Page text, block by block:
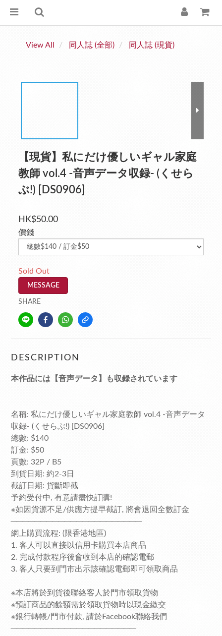
View All 同人誌 (全部) 同人誌 (現貨)
【現貨】私にだけ優しいギャル家庭
教師 vol.4 -音声データ収録- (くせら
ぶ!) [DS0906]
HK$50.00
價錢
Sold Out
MESSAGE
SHARE
DESCRIPTION
本作品には【音声データ】も収録されています
名稱: 私にだけ優しいギャル家庭教師 vol.4 -音声データ
収録- (くせらぶ!) [DS0906]
總數: $140
訂金: $50
頁數: 32P / B5
到貨日期: 約2-3日
截訂日期: 貨斷即截
予約受付中, 有意請盡快訂購!
※如因貨源不足/供應方提早截訂, 將會退回全數訂金
──────────────────────
網上購買流程: (限香港地區)
1. 客人可以直接以信用卡購買本店商品
2. 完成付款程序後會收到本店的確認電郵
3. 客人只要到門市出示該確認電郵即可領取商品
※本店將於到貨後聯絡客人於門市領取貨物
※預訂商品的餘額需於領取貨物時以現金繳交
※銀行轉帳/門市付款, 請於Facebook聯絡我們
─────────────────────